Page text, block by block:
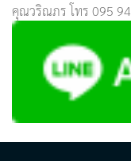
คุณวริณภร โทร 095